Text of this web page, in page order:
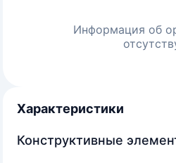
Информация об
Характеристики
Конструктивные